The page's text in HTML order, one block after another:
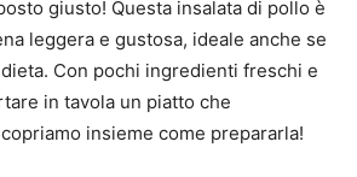
giusto! Questa insalata di pollo è
leggera e gustosa, ideale anche se
Con pochi ingredienti freschi e
in tavola un piatto che
insieme come prepararla!